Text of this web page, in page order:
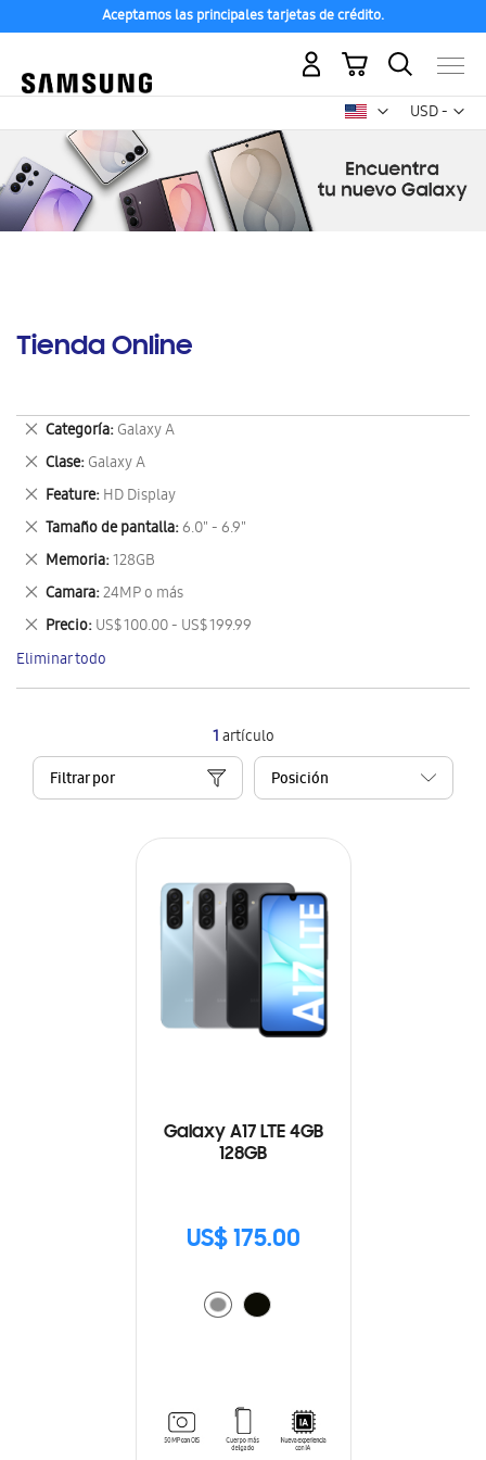
Aceptamos las principales tarjetas de crédito.
USD -
dólar
Mi carrito
Tienda Online
1artículo
Filtrar por
Galaxy A17 LTE 4GB
128GB
US$ 175.00
Categoría Galaxy A
Eliminar
este
artículo
Clase Galaxy A
Eliminar
este
artículo
Feature HD Display
Eliminar
este
artículo
Tamaño de pantalla 6.0" - 6.9"
Eliminar
este
artículo
Memoria 128GB
Eliminar
este
artículo
Camara 24MP o más
Eliminar
este
artículo
Precio US$ 100.00 - US$ 199.99
Eliminar
este
artículo
Eliminar todo